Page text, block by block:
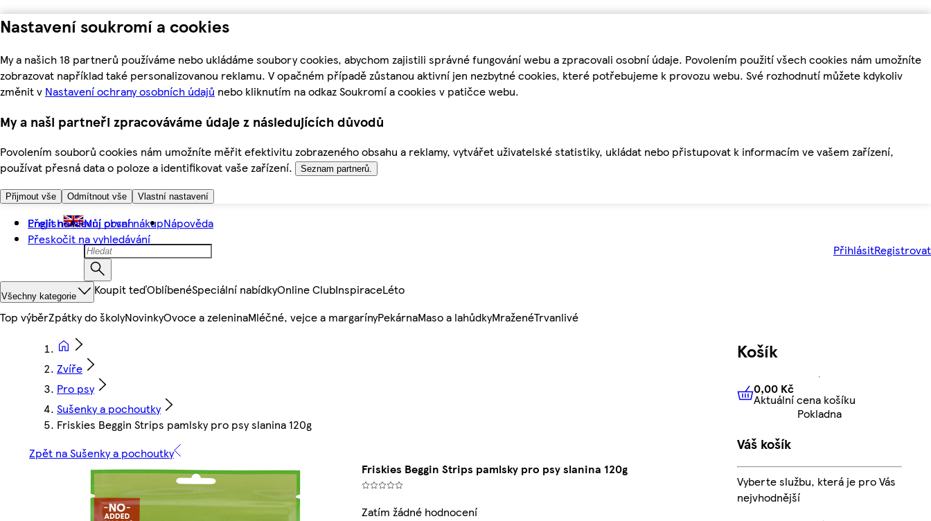
Nastavení soukromí a cookies
My a našich 18 partnerů používáme nebo ukládáme soubory cookies, abychom zajistili správné fungování webu a zpracovali osobní údaje. Povolením použití všech cookies nám umožníte
zobrazovat například také personalizovanou reklamu. V opačném případě zůstanou aktivní jen nezbytné cookies, které potřebujeme k provozu webu. Své rozhodnutí můžete kdykoliv
změnit v Nastavení ochrany osobních údajů nebo kliknutím na odkaz Soukromí a cookies v patičce webu.
My a naši partneři zpracováváme údaje z následujících důvodů
Povolením souborů cookies nám umožníte měřit efektivitu zobrazeného obsahu a reklamy, vytvářet uživatelské statistiky, ukládat nebo přistupovat k informacím ve vašem zařízení,
používat přesná data o poloze a identifikovat vaše zařízení.
Seznam partnerů.
Přijmout vše Odmítnout vše Vlastní nastavení
Přejít na hlavní obsah
Přeskočit na vyhledávání
English Můj první nákupNápověda
PřihlásitRegistrovat
Všechny kategorie Koupit teďOblíbenéSpeciální nabídkyOnline ClubInspiraceLéto
Top výběrZpátky do školyNovinkyOvoce a zeleninaMléčné, vejce a margarínyPekárnaMaso a lahůdkyMraženéTrvanlivé
Zvíře
Pro psy
Sušenky a pochoutky
Friskies Beggin Strips pamlsky pro psy slanina 120g
Zpět na Sušenky a pochoutky
Friskies Beggin Strips pamlsky pro psy slanina 120g
Zatím žádné hodnocení
Košík
0,00 KčAktuální cena košíku
0,00 Kč
Aktuální cena košíku
Pokladna
Váš košík
Vyberte službu, která je pro Vás
nejvhodnější